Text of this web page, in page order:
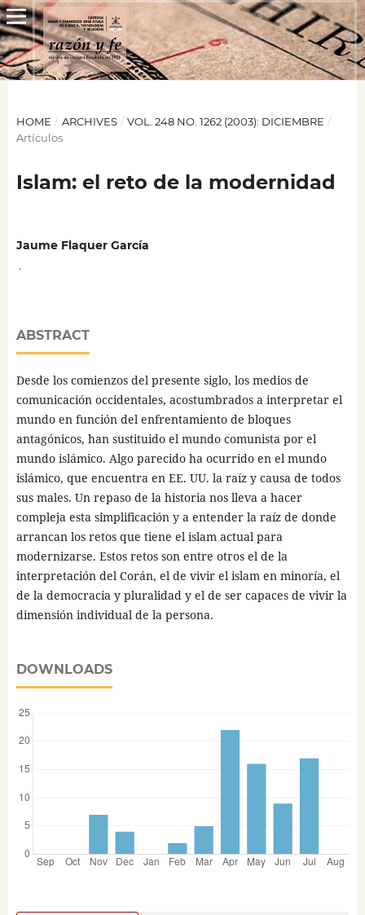
HOME / ARCHIVES / VOL. 248 NO. 1262 (2003): DICIEMBRE /
Artículos
Islam: el reto de la modernidad
Jaume Flaquer García
ABSTRACT
Desde los comienzos del presente siglo, los medios de
comunicación occidentales, acostumbrados a interpretar el
mundo en función del enfrentamiento de bloques
antagónicos, han sustituido el mundo comunista por el
mundo islámico. Algo parecido ha ocurrido en el mundo
islámico, que encuentra en EE. UU. la raíz y causa de todos
sus males. Un repaso de la historia nos lleva a hacer
compleja esta simplificación y a entender la raíz de donde
arrancan los retos que tiene el islam actual para
modernizarse. Estos retos son entre otros el de la
interpretación del Corán, el de vivir el islam en minoría, el
de la democracia y pluralidad y el de ser capaces de vivir la
dimensión individual de la persona.
DOWNLOADS